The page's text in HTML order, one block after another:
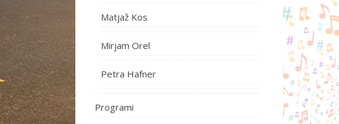
Matjaž Kos
Mirjam Orel
Petra Hafner
Programi